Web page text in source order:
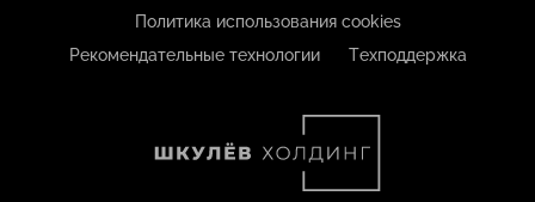
Политика использования cookies
Рекомендательные технологии
Техподдержка